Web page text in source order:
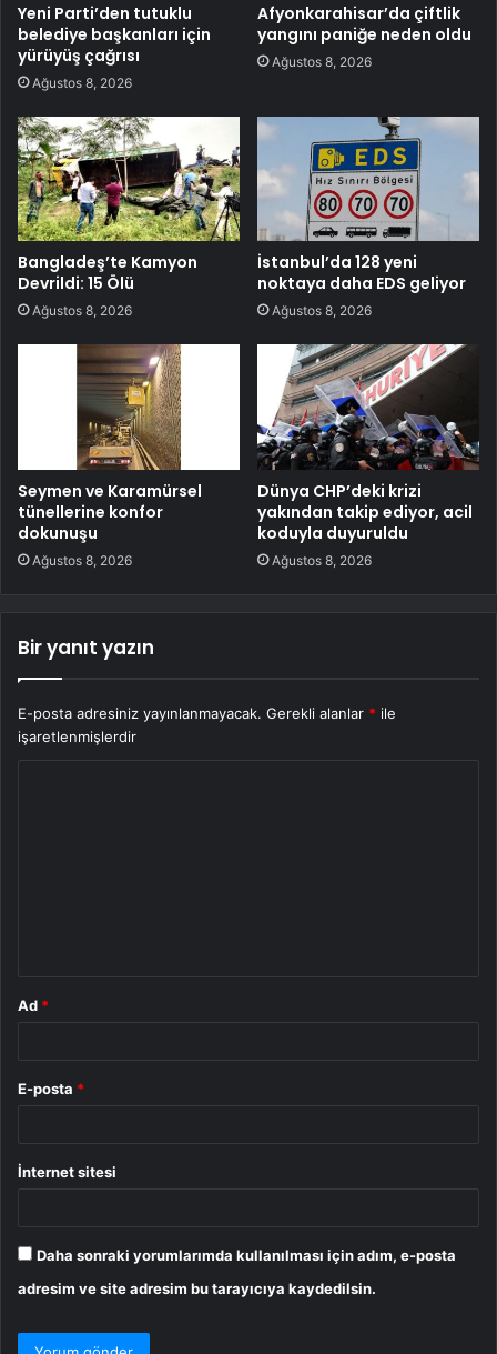
Yeni Parti’den tutuklu
belediye başkanları için
yürüyüş çağrısı
Ağustos 8, 2026
Afyonkarahisar’da çiftlik
yangını paniğe neden oldu
Ağustos 8, 2026
Bangladeş’te Kamyon
Devrildi: 15 Ölü
Ağustos 8, 2026
İstanbul’da 128 yeni
noktaya daha EDS geliyor
Ağustos 8, 2026
Seymen ve Karamürsel
tünellerine konfor
dokunuşu
Ağustos 8, 2026
Dünya CHP’deki krizi
yakından takip ediyor, acil
koduyla duyuruldu
Ağustos 8, 2026
Bir yanıt yazın
E-posta adresiniz yayınlanmayacak. Gerekli alanlar * ile
işaretlenmişlerdir
Ad *
E-posta *
İnternet sitesi
Daha sonraki yorumlarımda kullanılması için adım, e-posta
adresim ve site adresim bu tarayıcıya kaydedilsin.